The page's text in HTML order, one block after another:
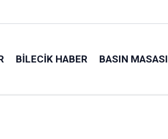
BILECIK HABER BASIN MASASI